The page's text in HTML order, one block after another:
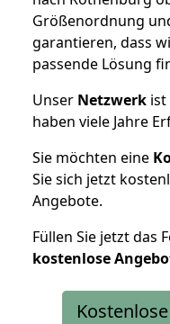
Größenordnung
garantieren, dass
passende Lösung
Unser Netzwerk
haben viele Jahre
Sie möchten eine
Sie sich jetzt
Angebote.
Füllen Sie jetzt das
kostenlose